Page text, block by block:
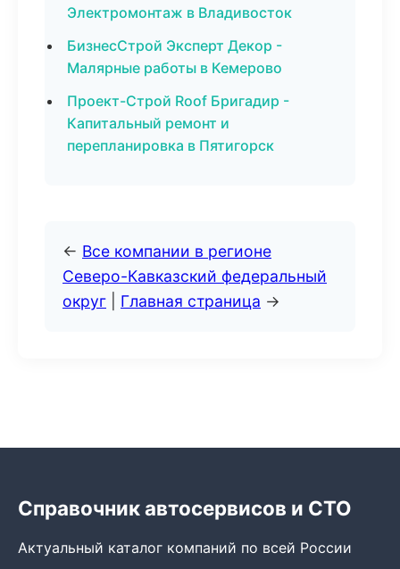
Электромонтаж в Владивосток
БизнесСтрой Эксперт Декор -
Малярные работы в Кемерово
Проект-Строй Roof Бригадир -
Капитальный ремонт и
перепланировка в Пятигорск
← Все компании в регионе
Северо-Кавказский федеральный
округ
Главная страница →
Справочник автосервисов и СТО
Актуальный каталог компаний по всей России